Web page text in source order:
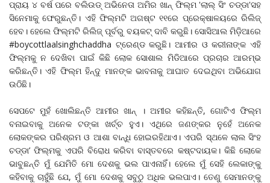
ପ୍ରାୟ ୪ ବର୍ଷ ପରେ ବଲିଉଡ୍‌ ଅଭିନେତା ଅମିର ଖାନ୍‌ ଫିଲ୍ମ 'ଲାଲ୍‌ ସିଂ ଚଡ୍ଡା'ସହ
ସିନେମାକୁ ଫେରୁଛନ୍ତି। ଏହି ଫିଲ୍ମଟି ଅଗଷ୍ଟ ୧୧ରେ ପ୍ରେକ୍ଷାଳୟରେ ରିଲିଜ୍‌
ହେବ। ହେଲେ ଫିଲ୍ମଟି ରିଲିଜ୍‌ ପୂର୍ବରୁ ବୟକଟ୍‌ ଦାବି କରୁଛି। ସୋସିଆଲ ମିଡ଼ିଆରେ
#boycottlaalsinghchaddha ଟ୍ରେଣ୍ଡ କରୁଛି। ଆମୀର ଓ କରୀନାଙ୍କ ଏହି
ଫିଲ୍ମକୁ ନ ଦେଖିବା ପାଇଁ କିଛି ଲୋକ ସୋଶାଲ ମିଡିଆରେ ପ୍ରଚାର ଆରମ୍ଭ
କରିଛନ୍ତି। ଏହି ଫିଲ୍ମ ହିନ୍ଦୁ ମାନଙ୍କ ଭାବନାକୁ ଆଘାତ ଦେଇଥିବା ଅଭିଯୋଗ
ଉଠିଛି।
ସେପଟେ ମୁହଁ ଖୋଲିଛନ୍ତି ଆମୀର ଖାନ୍‌ । ଅମୀର କହିଛନ୍ତି, ଗୋଟିଏ ଫିଲ୍ମ
ବନାଇବାକୁ ଅନେକ ଟଙ୍କା ଖର୍ଚ୍ଚ ହୁଏ। ଏଥିରେ ଜଣଙ୍କର ନୁହେଁ ଅନେକ
ଲୋକଙ୍କର ପରିଶ୍ରମ ଓ ଆଶା ବାନ୍ଧି ହୋଇରହିଥାଏ। ଏପରି ସ୍ଥଳେ ଲାଲ ସିଂହ
ଚଡ୍ଡା’ ଫିଲ୍ମକୁ ଏପରି ବିରୋଧ କରିବା ବାସ୍ତବରେ କଷ୍ଟଦାୟକ। କିଛି ଲୋକେ
ଭାବୁଛନ୍ତି ମୁଁ ଯେମିତି ମୋ ଦେଶକୁ ଭଲ ପାଏନାହିଁ। ହେଲେ ମୁଁ ସେହି ଲେକାଙ୍କୁ
କହିବାକୁ ଚାହୁଁଛି ଯେ, ମୁଁ ମୋ ଦେଶକୁ ସବୁଠୁ ଅଧିକ ଭଲପାଏ। ତେଣୁ ସେମାନଙ୍କୁ